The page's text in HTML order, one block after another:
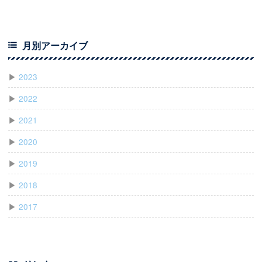
月別アーカイブ
▶ 2023
▶ 2022
▶ 2021
▶ 2020
▶ 2019
▶ 2018
▶ 2017